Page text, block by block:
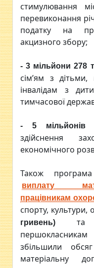
стимулювання
перевиконання
податку на
акцизного збору;
- 3 мільйони 278
сім’ям з дітьми,
інвалідам з
тимчасової
- 5 мільйонів
здійснення
економічного
Також
виплату
працівникам
спорту, культури,
гривень)та
першокласникам
збільшили
матеріальну